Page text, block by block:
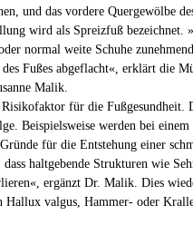
und das vordere Quergewölbe
wird als Spreizfuß bezeichnet.
normal weite Schuhe
Fußes abgeflacht«, erklärt die
Malik.
für die Fußgesundheit.
Beispielsweise werden bei
für die Entstehung einer
haltgebende Strukturen wie
ergänzt Dr. Malik. Dies
Hallux valgus, Hammer- oder